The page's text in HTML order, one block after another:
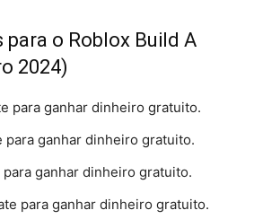
o Roblox Build A
2024)
para ganhar dinheiro gratuito.
para ganhar dinheiro gratuito.
para ganhar dinheiro gratuito.
para ganhar dinheiro gratuito.